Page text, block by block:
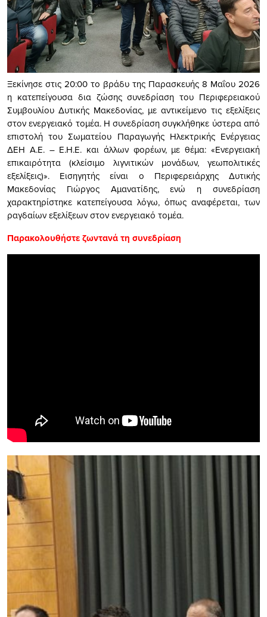
Ξεκίνησε στις 20:00 το βράδυ της Παρασκευής 8 Μαΐου 2026
η κατεπείγουσα δια ζώσης συνεδρίαση του Περιφερειακού
Συμβουλίου Δυτικής Μακεδονίας, με αντικείμενο τις εξελίξεις
στον ενεργειακό τομέα. Η συνεδρίαση συγκλήθηκε ύστερα από
επιστολή του Σωματείου Παραγωγής Ηλεκτρικής Ενέργειας
ΔΕΗ Α.Ε. – Ε.Η.Ε. και άλλων φορέων, με θέμα: «Ενεργειακή
επικαιρότητα (κλείσιμο λιγνιτικών μονάδων, γεωπολιτικές
εξελίξεις)». Εισηγητής είναι ο Περιφερειάρχης Δυτικής
Μακεδονίας Γιώργος Αμανατίδης, ενώ η συνεδρίαση
χαρακτηρίστηκε κατεπείγουσα λόγω, όπως αναφέρεται, των
ραγδαίων εξελίξεων στον ενεργειακό τομέα.
Παρακολουθήστε ζωντανά τη συνεδρίαση